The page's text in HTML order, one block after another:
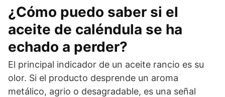
¿Cómo puedo saber si el
aceite de caléndula se ha
echado a perder?
El principal indicador de un aceite rancio es su
olor. Si el producto desprende un aroma
metálico, agrio o desagradable, es una señal